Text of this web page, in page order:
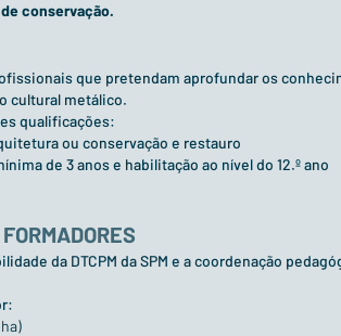
conservação.
que pretendam aprofundar os
cultural metálico.
qualificações:
ou conservação e restauro
de 3 anos e habilitação ao nível do 12.º ano
da DTCPM da SPM e a coordenação